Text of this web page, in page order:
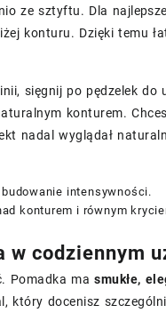
ze sztyftu. Dla
konturu. Dzięki temu
sięgnij po pędzelek
konturem.
nadal wyglądał
intensywności.
konturem i równym
w codziennym
Pomadka masmukłe,
który docenisz